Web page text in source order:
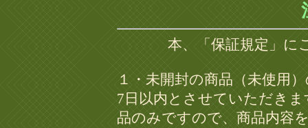
本、「保証規定」に
１・未開封の商品（未使用
7日以内とさせていただきま
品のみですので、商品内容